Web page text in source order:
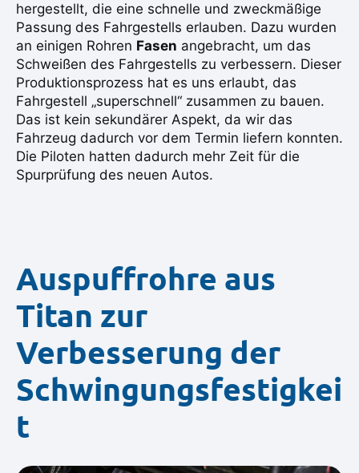
hergestellt, die eine schnelle und zweckmäßige
Passung des Fahrgestells erlauben. Dazu wurden
an einigen Rohren Fasen angebracht, um das
Schweißen des Fahrgestells zu verbessern. Dieser
Produktionsprozess hat es uns erlaubt, das
Fahrgestell „superschnell“ zusammen zu bauen.
Das ist kein sekundärer Aspekt, da wir das
Fahrzeug dadurch vor dem Termin liefern konnten.
Die Piloten hatten dadurch mehr Zeit für die
Spurprüfung des neuen Autos.
Auspuffrohre aus
Titan zur
Verbesserung der
Schwingungsfestigkei
t